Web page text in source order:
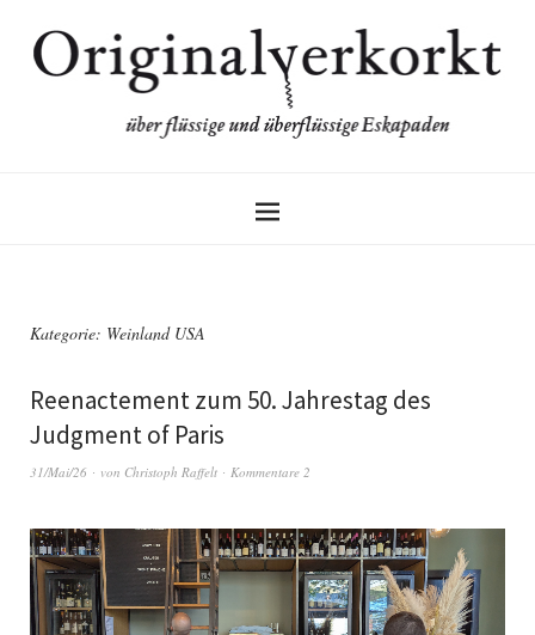
Kategorie: Weinland USA
Reenactement zum 50. Jahrestag des
Judgment of Paris
31/Mai/26 von Christoph Raffelt Kommentare 2